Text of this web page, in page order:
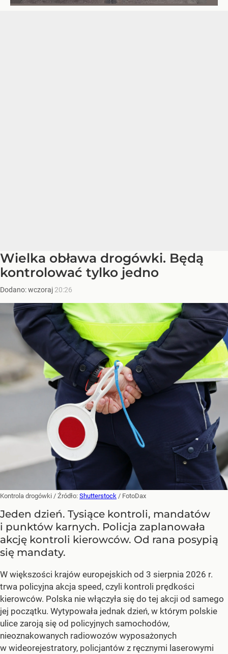
Wielka obława drogówki. Będą
kontrolować tylko jedno
Dodano:wczoraj 20:26
Kontrola drogówki / Źródło: Shutterstock / FotoDax
Jeden dzień. Tysiące kontroli, mandatów
i punktów karnych. Policja zaplanowała
akcję kontroli kierowców. Od rana posypią
się mandaty.
W większości krajów europejskich od 3 sierpnia 2026 r.
trwa policyjna akcja speed, czyli kontroli prędkości
kierowców. Polska nie włączyła się do tej akcji od samego
jej początku. Wytypowała jednak dzień, w którym polskie
ulice zaroją się od policyjnych samochodów,
nieoznakowanych radiowozów wyposażonych
w wideorejestratory, policjantów z ręcznymi laserowymi